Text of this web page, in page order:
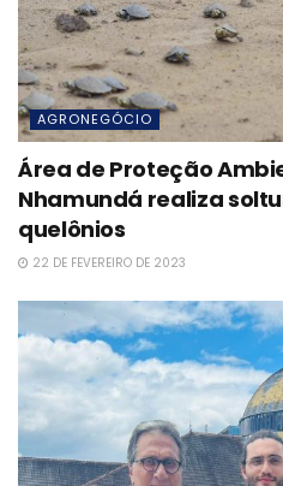
AGRONEGÓCIO
Área de Proteção
Nhamundá realiza
quelônios
22 DE FEVEREIRO DE 2023